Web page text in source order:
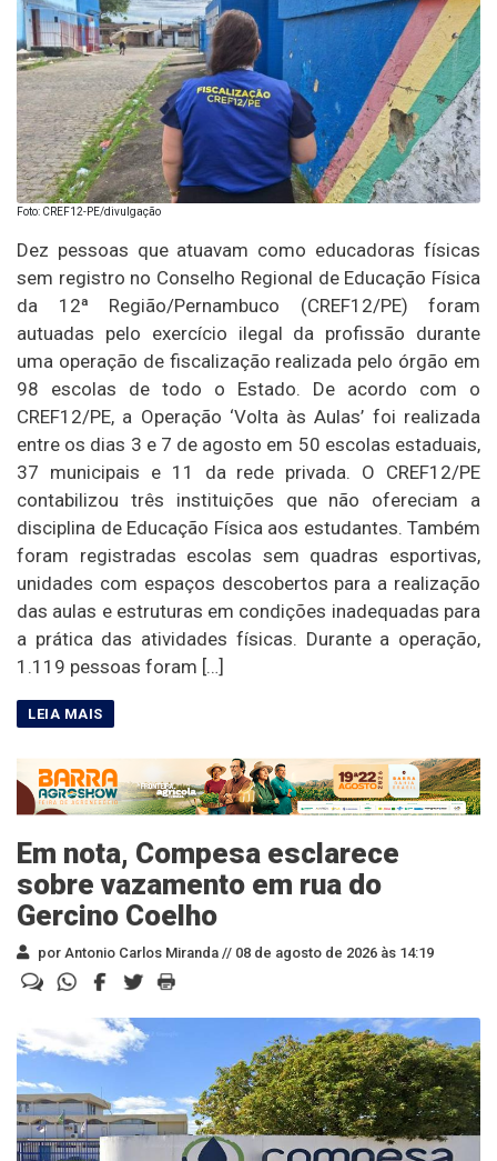
Foto: CREF12-PE/divulgação
Dez pessoas que atuavam como educadoras físicas
sem registro no Conselho Regional de Educação Física
da 12ª Região/Pernambuco (CREF12/PE) foram
autuadas pelo exercício ilegal da profissão durante
uma operação de fiscalização realizada pelo órgão em
98 escolas de todo o Estado. De acordo com o
CREF12/PE, a Operação ‘Volta às Aulas’ foi realizada
entre os dias 3 e 7 de agosto em 50 escolas estaduais,
37 municipais e 11 da rede privada. O CREF12/PE
contabilizou três instituições que não ofereciam a
disciplina de Educação Física aos estudantes. Também
foram registradas escolas sem quadras esportivas,
unidades com espaços descobertos para a realização
das aulas e estruturas em condições inadequadas para
a prática das atividades físicas. Durante a operação,
1.119 pessoas foram […]
Em nota, Compesa esclarece
sobre vazamento em rua do
Gercino Coelho
por Antonio Carlos Miranda // 08 de agosto de 2026 às 14:19